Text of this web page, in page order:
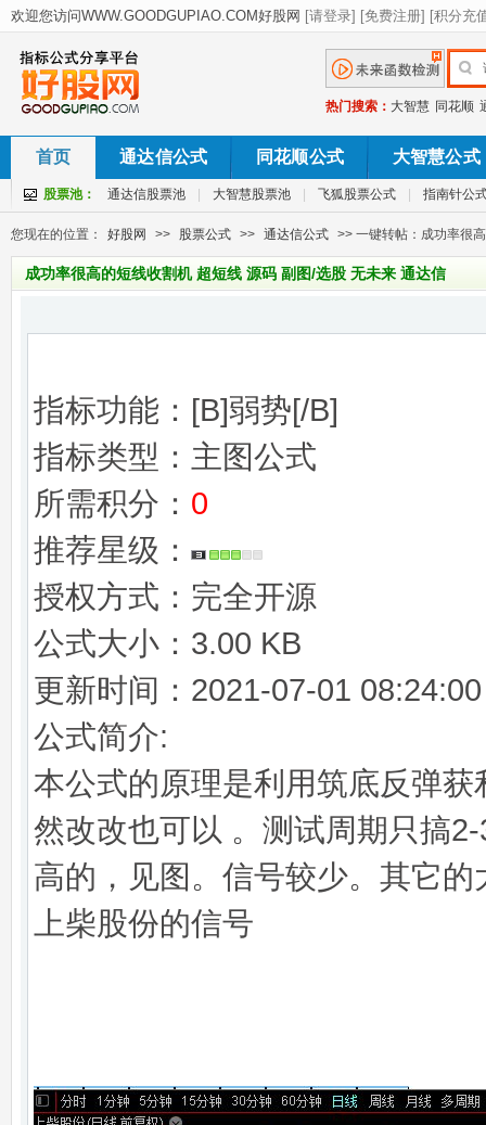
热门搜索： 大智慧 同花顺
首页 通达信公式 同花顺公式 大智慧公式
股票池： 通达信股票池 大智慧股票池 飞狐股票公式 指南针公
您现在的位置： 好股网 >> 股票公式 >> 通达信公式 >> 一键转帖：成功率很
成功率很高的短线收割机 超短线 源码 副图/选股 无未来 通达信
指标功能：[B]弱势[/B]
指标类型：主图公式
所需积分： 0
推荐星级：
授权方式：完全开源
公式大小：3.00 KB
更新时间：2021-07-01 08:24:00
公式简介:
本公式的原理是利用筑底反弹
然改改也可以 。测试周期只搞
高的，见图。信号较少。其它的
上柴股份的信号